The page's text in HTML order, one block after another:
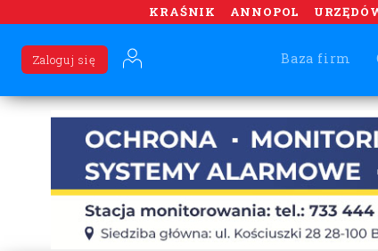
KRAŚNIK ANNOPOL
Baza firm
Zaloguj się